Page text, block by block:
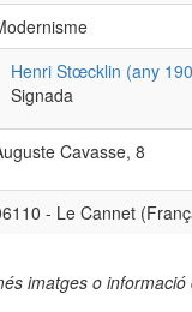
Henri Stœcklin (any
Signada
Cavasse, 8
- Le Cannet
imatges o informació